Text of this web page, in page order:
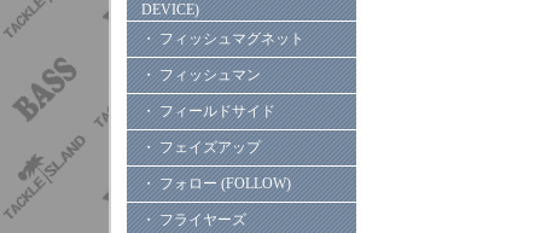
DEVICE)
・ フィッシュマグネット
・ フィッシュマン
・ フィールドサイド
・ フェイズアップ
・ フォロー (FOLLOW)
・ フライヤーズ